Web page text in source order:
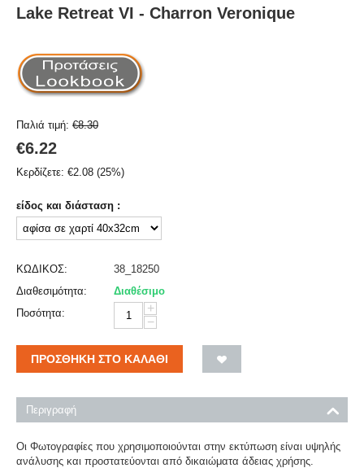
Lake Retreat VI - Charron Veronique
Παλιά τιμή: €8.30
€6.22
Κερδίζετε: €2.08 (25%)
είδος και διάσταση :
ΚΩΔΙΚΟΣ:
38_18250
Διαθεσιμότητα:
Διαθέσιμο
Ποσότητα:
+
−
ΠΡΟΣΘΉΚΗ ΣΤΟ ΚΑΛΆΘΙ
Περιγραφή
Οι Φωτογραφίες που χρησιμοποιούνται στην εκτύπωση είναι υψηλής
ανάλυσης και προστατεύονται από δικαιώματα άδειας χρήσης.